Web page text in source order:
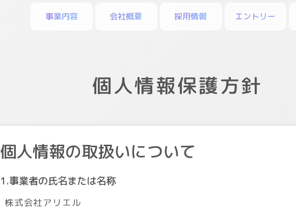
事業内容 会社概要 採用情報 エントリー
個人情報保護方針
個人情報の取扱いについて
1.事業者の氏名または名称
株式会社アリエル